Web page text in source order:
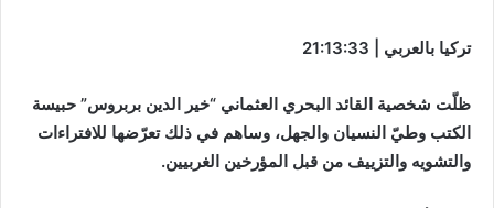
تركيا بالعربي | 21:13:33
ظلّت شخصية القائد البحري العثماني “خير الدين بربروس” حبيسة
الكتب وطيّ النسيان والجهل، وساهم في ذلك تعرّضها للافتراءات
والتشويه والتزييف من قبل المؤرخين الغربيين.